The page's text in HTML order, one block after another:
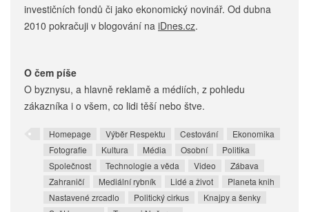
investičních fondů či jako ekonomický novinář. Od dubna
2010 pokračuji v blogování na iDnes.cz.
O čem píše
O byznysu, a hlavně reklamě a médiích, z pohledu
zákazníka i o všem, co lidi těší nebo štve.
Homepage Výběr Respektu Cestování
Ekonomika
Fotografie
Kultura Média Osobní
Politika
Společnost
Technologie a věda Video
Zábava
Zahraničí
Mediální rybník Lidé a život
Planeta knih
Nastavené zrcadlo
Politický cirkus
Knajpy a šenky